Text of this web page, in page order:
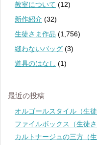
教室について (12)
新作紹介 (32)
生徒さま作品 (1,756)
縫わないバッグ (3)
道具のはなし (1)
最近の投稿
オルゴールスタイル（生
ファイルボックス（生徒
カルトナージュの三方（生